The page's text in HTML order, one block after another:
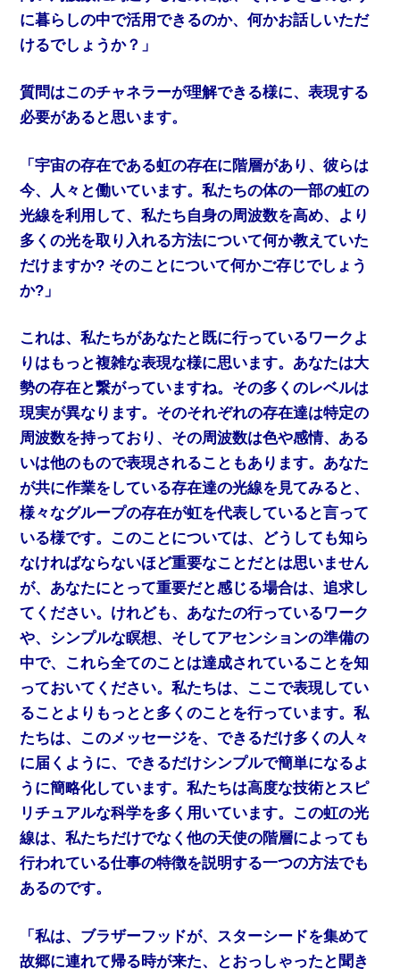
に暮らしの中で活用できるのか、何かお話しいただ
けるでしょうか？」
質問はこのチャネラーが理解できる様に、表現する
必要があると思います。
「宇宙の存在である虹の存在に階層があり、彼らは
今、人々と働いています。私たちの体の一部の虹の
光線を利用して、私たち自身の周波数を高め、より
多くの光を取り入れる方法について何か教えていた
だけますか? そのことについて何かご存じでしょう
か?」
これは、私たちがあなたと既に行っているワークよ
りはもっと複雑な表現な様に思います。あなたは大
勢の存在と繋がっていますね。その多くのレベルは
現実が異なります。そのそれぞれの存在達は特定の
周波数を持っており、その周波数は色や感情、ある
いは他のもので表現されることもあります。あなた
が共に作業をしている存在達の光線を見てみると、
様々なグループの存在が虹を代表していると言って
いる様です。このことについては、どうしても知ら
なければならないほど重要なことだとは思いません
が、あなたにとって重要だと感じる場合は、追求し
てください。けれども、あなたの行っているワーク
や、シンプルな瞑想、そしてアセンションの準備の
中で、これら全てのことは達成されていることを知
っておいてください。私たちは、ここで表現してい
ることよりもっとと多くのことを行っています。私
たちは、このメッセージを、できるだけ多くの人々
に届くように、できるだけシンプルで簡単になるよ
うに簡略化しています。私たちは高度な技術とスピ
リチュアルな科学を多く用いています。この虹の光
線は、私たちだけでなく他の天使の階層によっても
行われている仕事の特徴を説明する一つの方法でも
あるのです。
「私は、ブラザーフッドが、スターシードを集めて
故郷に連れて帰る時が来た、とおっしゃったと聞き